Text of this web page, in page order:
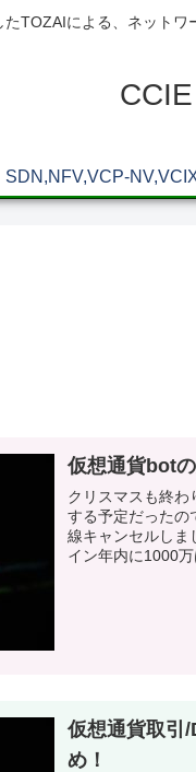
TOZAIによる、ネット
SDN,NFV,VCP-
仮想通貨bot
クリスマスも終わ
する予定だったの
線キャンセルしま
イン年内に1000
仮想通貨取引
め！